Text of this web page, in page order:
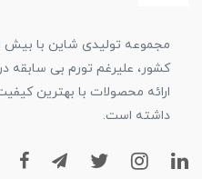
کشور، علیرغم تورم بی سابقه
ارائه محصولات با بهترین
داشته است.